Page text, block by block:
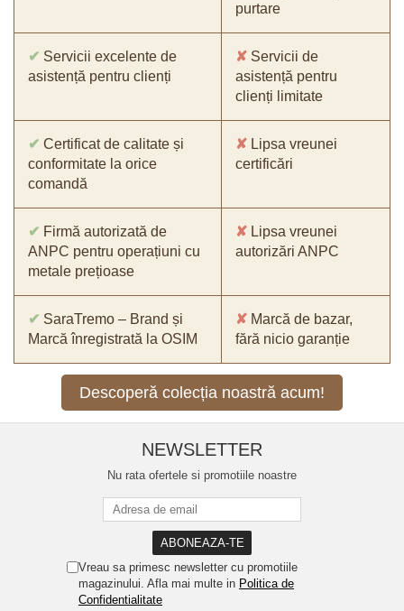
purtare
✔ Servicii excelente de
asistență pentru clienți
✘ Servicii de
asistență pentru
clienți limitate
✔ Certificat de calitate și
conformitate la orice
comandă
✘ Lipsa vreunei
certificări
✔ Firmă autorizată de
ANPC pentru operațiuni cu
metale prețioase
✘ Lipsa vreunei
autorizări ANPC
✔ SaraTremo – Brand și
Marcă înregistrată la OSIM
✘ Marcă de bazar,
fără nicio garanție
Descoperă colecția noastră acum!
NEWSLETTER
Nu rata ofertele si promotiile noastre
Vreau sa primesc newsletter cu promotiile
magazinului. Afla mai multe in Politica de
Confidentialitate